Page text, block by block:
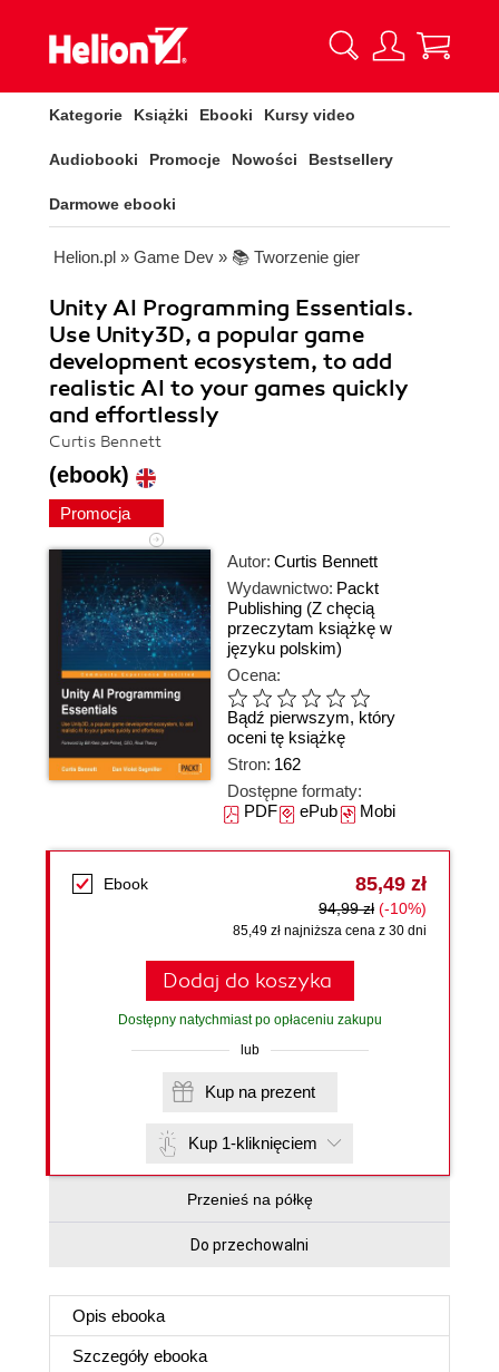
Kategorie Książki Ebooki Kursy video
Audiobooki Promocje Nowości Bestsellery
Darmowe ebooki
Helion.pl » Game Dev » 📚 Tworzenie gier
Unity AI Programming Essentials.
Use Unity3D, a popular game
development ecosystem, to add
realistic AI to your games quickly
and effortlessly
Curtis Bennett
(ebook)
Promocja
Autor: Curtis Bennett
Wydawnictwo: Packt
Publishing (Z chęcią
przeczytam książkę w
języku polskim)
Ocena:
Bądź pierwszym, który
oceni tę książkę
Stron: 162
Dostępne formaty:
PDFePubMobi
Ebook 85,49 zł
94,99 zł (-10%)
85,49 zł najniższa cena z 30 dni
Dodaj do koszyka
Dostępny natychmiast po opłaceniu zakupu
lub
Kup na prezent
Kup 1-kliknięciem
Przenieś na półkę
Do przechowalni
Opis ebooka
Szczegóły ebooka